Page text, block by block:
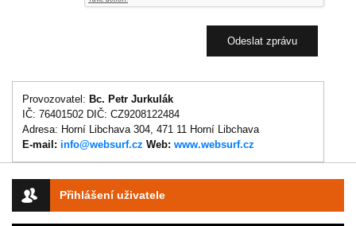
Přihlášení uživatele
Provozovatel: Bc. Petr Jurkulák
IČ: 76401502 DIČ: CZ9208122484
Adresa: Horní Libchava 304, 471 11 Horní Libchava
E-mail: info@websurf.cz Web: www.websurf.cz